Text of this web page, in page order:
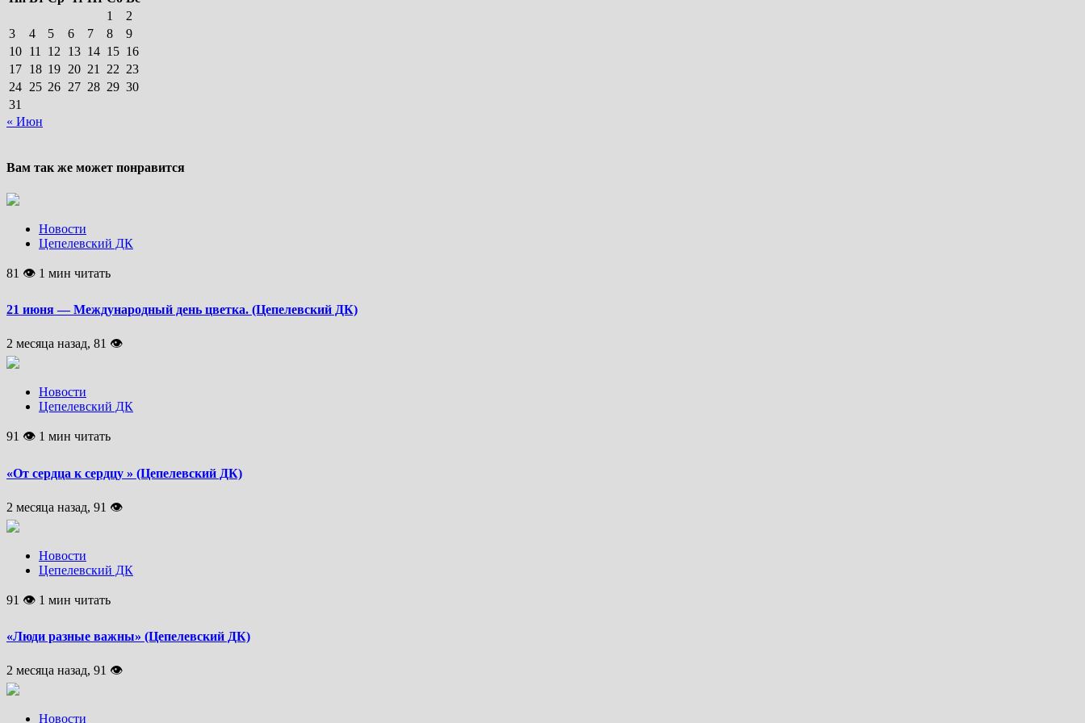
1
2
3
4 5 6 7 8
9
10 11 12 13 14 15 16
17 18 19 20 21 22 23
24 25 26 27 28 29 30
31
« Июн
Вам так же может понравится
Новости
Цепелевский ДК
81 👁 1 мин читать
21 июня — Международный день цветка. (Цепелевский ДК)
2 месяца назад, 81 👁
Новости
Цепелевский ДК
91 👁 1 мин читать
«От сердца к сердцу » (Цепелевский ДК)
2 месяца назад, 91 👁
Новости
Цепелевский ДК
91 👁 1 мин читать
«Люди разные важны» (Цепелевский ДК)
2 месяца назад, 91 👁
Новости